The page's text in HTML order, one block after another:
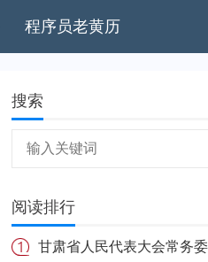
程序员老黄历
搜索
阅读排行